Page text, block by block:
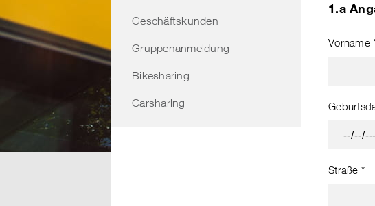
Geschäftskunden
Gruppenanmeldung
Bikesharing
Carsharing
1.a
Vorname
Straße *